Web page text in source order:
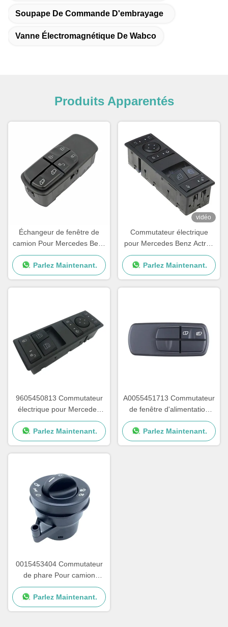
Soupape De Commande D'embrayage
Vanne Électromagnétique De Wabco
Produits Apparentés
Échangeur de fenêtre de
camion Pour Mercedes Benz
OEM A0045451813
A0055451313 A0045401805
Parlez Maintenant.
vidéo
Commutateur électrique
pour Mercedes Benz Actros
MP4
Parlez Maintenant.
9605450813 Commutateur
électrique pour Mercedes
Benz Actros MP4 OEM
A9605450813
Parlez Maintenant.
A0055451713 Commutateur
de fenêtre d'alimentation
Pour le camion Mercedes
Benz OEM A0035450113
A0025450113
Parlez Maintenant.
0015453404 Commutateur
de phare Pour camion
Mercedes Benz
Parlez Maintenant.